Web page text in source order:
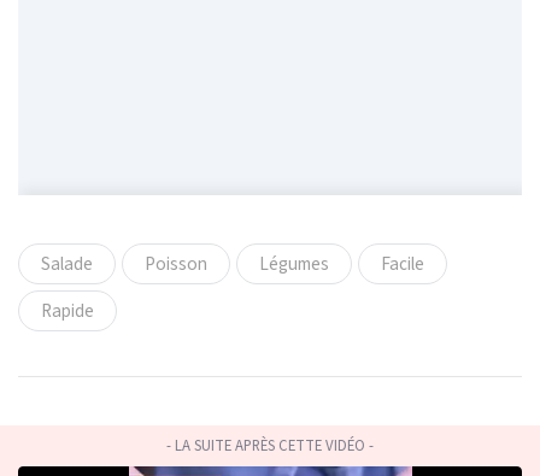
Salade Poisson Légumes
Facile
Rapide
- LA SUITE APRÈS CETTE VIDÉO -